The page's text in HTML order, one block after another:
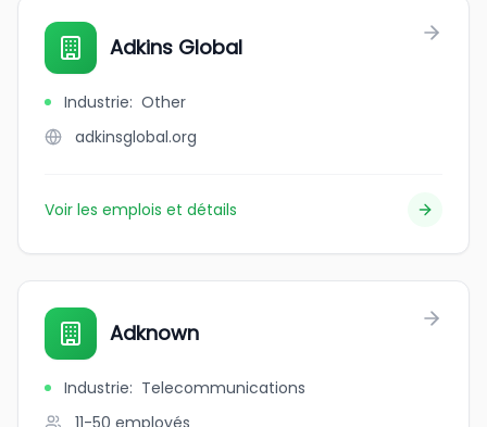
Adkins Global
Industrie: Other
adkinsglobal.org
Voir les emplois et détails
Adknown
Industrie: Telecommunications
11-50 employés